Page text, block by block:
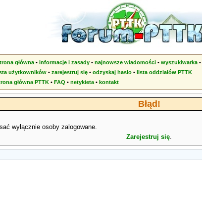
główna • informacje i zasady • najnowsze wiadomości • wyszukiwarka •
użytkowników • zarejestruj się • odzyskaj hasło • lista oddziałów PTTK
główna PTTK • FAQ • netykieta • kontakt
Błąd!
wyłącznie osoby zalogowane.
Zarejestruj się.